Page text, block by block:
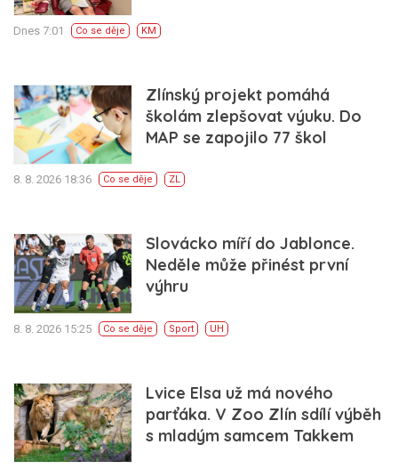
Dnes 7:01 Co se děje KM
Zlínský projekt pomáhá
školám zlepšovat výuku. Do
MAP se zapojilo 77 škol
8. 8. 2026 18:36 Co se děje ZL
Slovácko míří do Jablonce.
Neděle může přinést první
výhru
8. 8. 2026 15:25 Co se děje Sport UH
Lvice Elsa už má nového
parťáka. V Zoo Zlín sdílí výběh
s mladým samcem Takkem